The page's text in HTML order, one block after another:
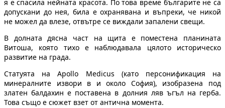
я е спасила нейната красота. По това време българите не са
допускани до нея, била е охранявана и въпреки, че никой
не можел да влезе, отвътре се виждали запалени свещи.
В долната дясна част на щита е поместена планината
Витоша, която тихо е наблюдавала цялото историческо
развитие на града.
Статуята на Apollo Medicus (като персонификация на
минералните извори в и около София), изобразена под
златен балдахин е поставена в долния ляв ъгъл на герба.
Това също е сюжет взет от антична момента.